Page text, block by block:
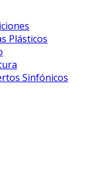
Plásticos
Sinfónicos